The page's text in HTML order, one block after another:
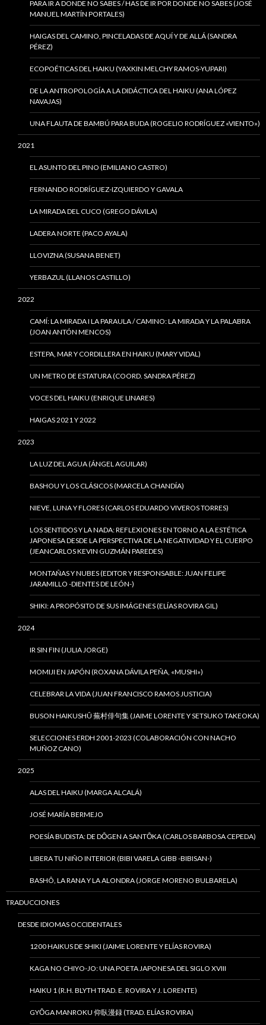
PARA IR A DONDE NO SABES / HAS DE IR POR DONDE NO SABES (JOSÉ
MANUEL MARTÍN PORTALES)
HAIGAS DEL CAMINO, PINCELADAS DE AQUÍ Y DE ALLÁ (SANDRA
PÉREZ)
ECOPOÉTICAS DEL HAIKU (YAXKIN MELCHY RAMOS-YUPARI)
DE LA ANTROPOLOGÍA A LA DIDÁCTICA DEL HAIKU (ANA LÓPEZ
NAVAJAS)
UNA FLAUTA DE BAMBÚ PARA BUDA (ROGELIO RODRÍGUEZ «VIENTO»)
2021
EL ASUNTO DEL PINO (EMILIANO CASTRO)
FERNANDO RODRÍGUEZ-IZQUIERDO Y GAVALA
LA MIRADA DEL CUCO (GREGO DÁVILA)
LADERA NORTE (PACO AYALA)
LLOVIZNA (SUSANA BENET)
YERBAZUL (LLANOS CASTILLO)
2022
CAMÍ: LA MIRADA I LA PARAULA / CAMINO: LA MIRADA Y LA PALABRA
(JOAN ANTÓN MENCOS)
ESTEPA, MAR Y CORDILLERA EN HAIKU (MARY VIDAL)
UN METRO DE ESTATURA (COORD. SANDRA PÉREZ)
VOCES DEL HAIKU (ENRIQUE LINARES)
HAIGAS 2021 Y 2022
2023
LA LUZ DEL AGUA (ÁNGEL AGUILAR)
BASHOU Y LOS CLÁSICOS (MARCELA CHANDÍA)
NIEVE, LUNA Y FLORES (CARLOS EDUARDO VIVEROS TORRES)
LOS SENTIDOS Y LA NADA: REFLEXIONES EN TORNO A LA ESTÉTICA
JAPONESA DESDE LA PERSPECTIVA DE LA NEGATIVIDAD Y EL CUERPO
(JEANCARLOS KEVIN GUZMÁN PAREDES)
MONTAÑAS Y NUBES (EDITOR Y RESPONSABLE: JUAN FELIPE
JARAMILLO -DIENTES DE LEÓN-)
SHIKI: A PROPÓSITO DE SUS IMÁGENES (ELÍAS ROVIRA GIL)
2024
IR SIN FIN (JULIA JORGE)
MOMIJI EN JAPÓN (ROXANA DÁVILA PEÑA, «MUSHI»)
CELEBRAR LA VIDA (JUAN FRANCISCO RAMOS JUSTICIA)
BUSON HAIKUSHÛ 蕪村俳句集 (JAIME LORENTE Y SETSUKO TAKEOKA)
SELECCIONES ERDH 2001-2023 (COLABORACIÓN CON NACHO
MUÑOZ CANO)
2025
ALAS DEL HAIKU (MARGA ALCALÁ)
JOSÉ MARÍA BERMEJO
POESÍA BUDISTA: DE DŌGEN A SANTŌKA (CARLOS BARBOSA CEPEDA)
LIBERA TU NIÑO INTERIOR (BIBI VARELA GIBB -BIBISAN-)
BASHÔ, LA RANA Y LA ALONDRA (JORGE MORENO BULBARELA)
TRADUCCIONES
DESDE IDIOMAS OCCIDENTALES
1200 HAIKUS DE SHIKI (JAIME LORENTE Y ELÍAS ROVIRA)
KAGA NO CHIYO-JO: UNA POETA JAPONESA DEL SIGLO XVIII
HAIKU 1 (R.H. BLYTH TRAD. E. ROVIRA Y J. LORENTE)
GYŌGA MANROKU 仰臥漫録 (TRAD. ELÍAS ROVIRA)